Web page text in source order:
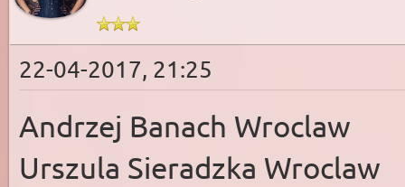
22-04-2017, 21:25
Andrzej Banach Wroclaw
Urszula Sieradzka Wroclaw